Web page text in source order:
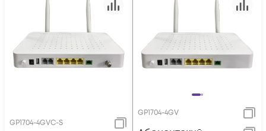
GP1704-4GVC-S
GP1704-4GV